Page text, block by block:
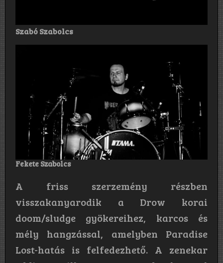
Szabó Szabolcs
Fekete Szabolcs
A friss szerzemény részben
visszakanyarodik a Drow korai
doom/sludge gyökereihez, karcos és
mély hangzással, amelyben Paradise
Lost-hatás is felfedezhető. A zenekar